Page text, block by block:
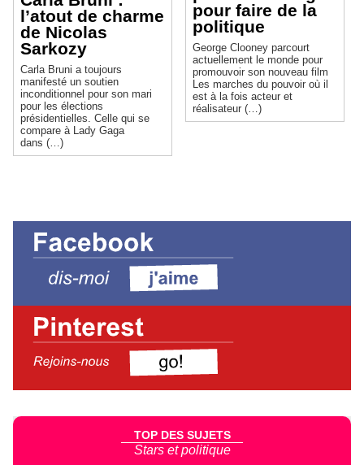
l’atout de charme
de Nicolas
Sarkozy
Carla Bruni a toujours
manifesté un soutien
inconditionnel pour son mari
pour les élections
présidentielles. Celle qui se
compare à Lady Gaga
dans (…)
pour faire de la
politique
George Clooney parcourt
actuellement le monde pour
promouvoir son nouveau film
Les marches du pouvoir où il
est à la fois acteur et
réalisateur (…)
TOP DES SUJETS
Stars et politique